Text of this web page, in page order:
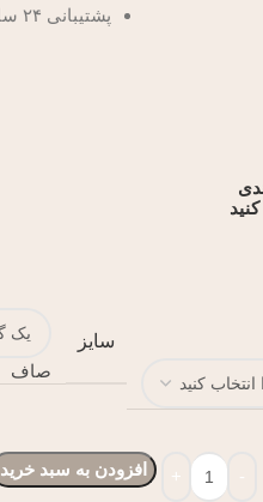
پشتیبانی ۲۴ ساعته
سایز
صاف
افزودن به سبد خرید